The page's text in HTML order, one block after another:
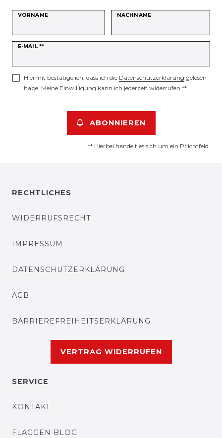
VORNAME NACHNAME
E-MAIL **
Newsletter
Hiermit bestätige ich, dass ich die Daten­schutz­erklärung gelesen
habe. Meine Einwilligung kann ich jederzeit widerrufen.**
ABONNIEREN
** Hierbei handelt es sich um ein Pflichtfeld.
RECHTLICHES
WIDERRUFSRECHT
IMPRESSUM
DATENSCHUTZERKLÄRUNG
AGB
BARRIEREFREIHEITSERKLÄRUNG
VERTRAG WIDERRUFEN
SERVICE
KONTAKT
FLAGGEN BLOG